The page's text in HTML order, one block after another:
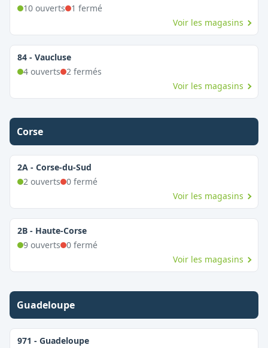
10ouverts 1 fermé
Voir les magasins
84 - Vaucluse
4ouverts 2fermés
Voir les magasins
Corse
2A - Corse-du-Sud
2ouverts 0fermé
Voir les magasins
2B - Haute-Corse
9ouverts 0fermé
Voir les magasins
Guadeloupe
971 - Guadeloupe